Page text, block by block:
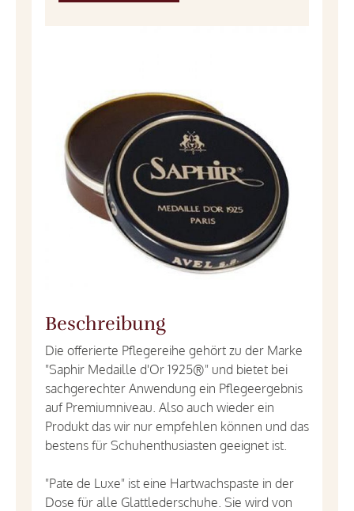
Beschreibung
Die offerierte Pflegereihe gehört zu der Marke
"Saphir Medaille d'Or 1925®" und bietet bei
sachgerechter Anwendung ein Pflegeergebnis
auf Premiumniveau. Also auch wieder ein
Produkt das wir nur empfehlen können und das
bestens für Schuhenthusiasten geeignet ist.
"Pate de Luxe" ist eine Hartwachspaste in der
Dose für alle Glattlederschuhe. Sie wird von